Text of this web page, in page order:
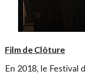
Film de Clôture
En 2018, le Festival